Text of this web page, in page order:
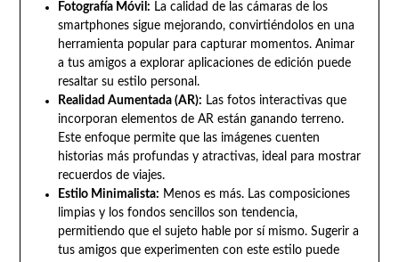
Fotografía Móvil: La calidad de las cámaras de los
smartphones sigue mejorando, convirtiéndolos en una
herramienta popular para capturar momentos. Animar
a tus amigos a explorar aplicaciones de edición puede
resaltar su estilo personal.
Realidad Aumentada (AR): Las fotos interactivas que
incorporan elementos de AR están ganando terreno.
Este enfoque permite que las imágenes cuenten
historias más profundas y atractivas, ideal para mostrar
recuerdos de viajes.
Estilo Minimalista: Menos es más. Las composiciones
limpias y los fondos sencillos son tendencia,
permitiendo que el sujeto hable por sí mismo. Sugerir a
tus amigos que experimenten con este estilo puede